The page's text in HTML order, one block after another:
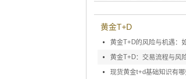
黄金T+D
•
黄金T+D的风险与机遇：
•
黄金T+D：交易流程与风
•
现货黄金t+d基础知识有哪